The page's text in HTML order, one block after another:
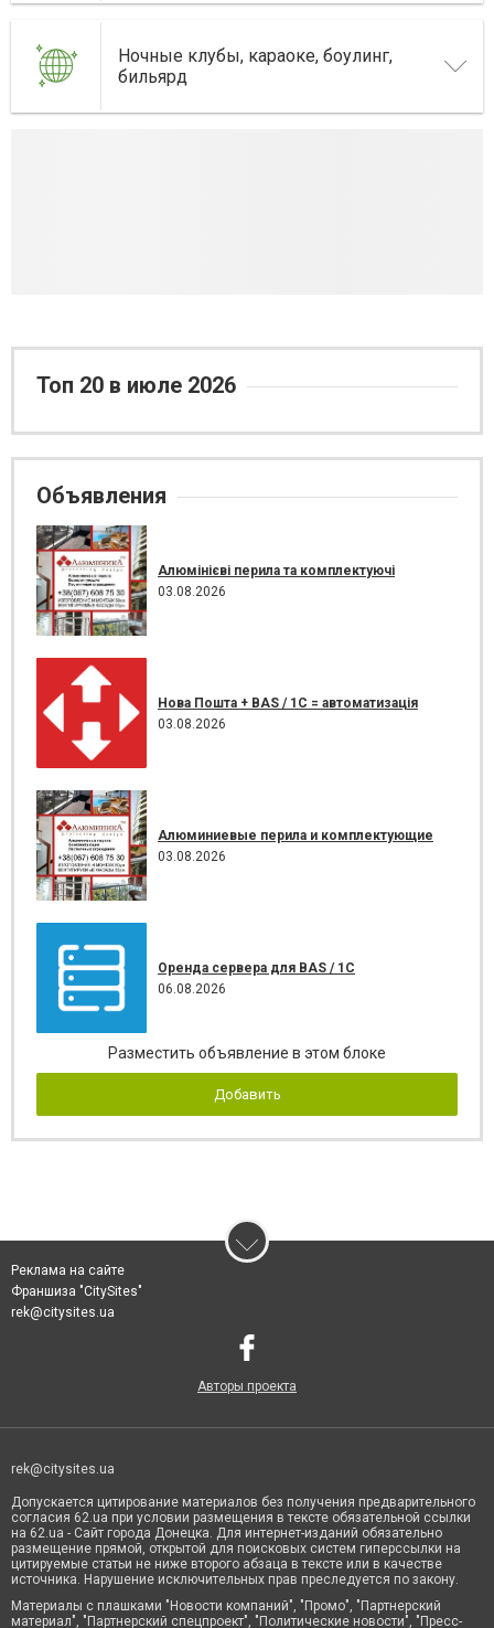
Ночные клубы, караоке, боулинг,
бильярд
Топ 20 в июле 2026
Объявления
Алюмінієві перила та комплектуючі
03.08.2026
Нова Пошта + BAS / 1C = автоматизація
03.08.2026
Алюминиевые перила и комплектующие
03.08.2026
Оренда сервера для BAS / 1C
06.08.2026
Разместить объявление в этом блоке
Добавить
Реклама на сайте
Франшиза "CitySites"
rek@citysites.ua
Авторы проекта
rek@citysites.ua
Допускается цитирование материалов без получения предварительного
согласия 62.ua при условии размещения в тексте обязательной ссылки
на 62.ua - Сайт города Донецка. Для интернет-изданий обязательно
размещение прямой, открытой для поисковых систем гиперссылки на
цитируемые статьи не ниже второго абзаца в тексте или в качестве
источника. Нарушение исключительных прав преследуется по закону.
Материалы с плашками "Новости компаний", "Промо", "Партнерский
материал", "Партнерский спецпроект", "Политические новости", "Пресс-